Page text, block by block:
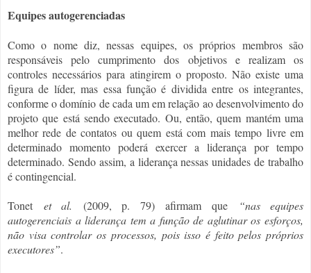
Equipes autogerenciadas
Como o nome diz, nessas equipes, os próprios membros são
responsáveis pelo cumprimento dos objetivos e realizam os
controles necessários para atingirem o proposto. Não existe uma
figura de líder, mas essa função é dividida entre os integrantes,
conforme o domínio de cada um em relação ao desenvolvimento do
projeto que está sendo executado. Ou, então, quem mantém uma
melhor rede de contatos ou quem está com mais tempo livre em
determinado momento poderá exercer a liderança por tempo
determinado. Sendo assim, a liderança nessas unidades de trabalho
é contingencial.
Tonet
et al. (2009, p. 79) afirmam que
“nas equipes
autogerenciais a liderança tem a função de aglutinar os esforços,
não visa controlar os processos, pois isso é feito pelos próprios
executores”.